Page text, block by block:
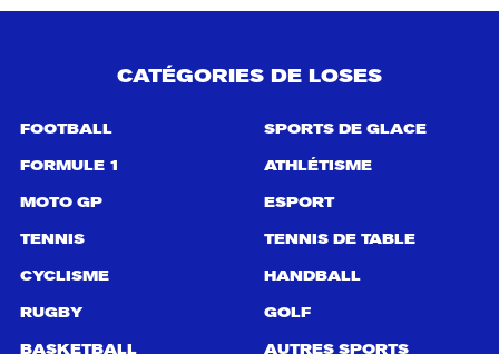
CATÉGORIES DE LOSES
FOOTBALL
FORMULE 1
MOTO GP
TENNIS
CYCLISME
RUGBY
BASKETBALL
SPORTS DE GLACE
ATHLÉTISME
ESPORT
TENNIS DE TABLE
HANDBALL
GOLF
AUTRES SPORTS